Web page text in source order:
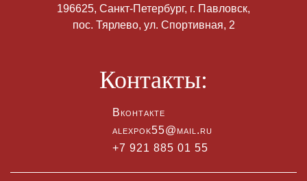
196625, Санкт-Петербург, г. Павловск,
пос. Тярлево, ул. Спортивная, 2
Контакты:
Вконтакте
alexpok55@mail.ru
+7 921 885 01 55